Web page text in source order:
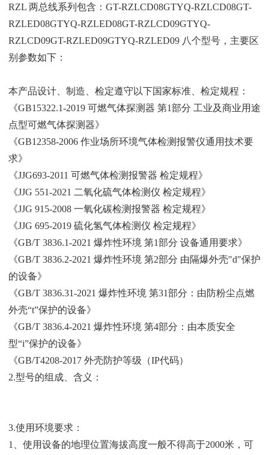
RZL 两总线系列包含：GT-RZLCD08GTYQ-RZLCD08GT-
RZLED08GTYQ-RZLED08GT-RZLCD09GTYQ-
RZLCD09GT-RZLED09GTYQ-RZLED09 八个型号，主要区
别参数如下：
本产品设计、制造、检定遵守以下国家标准、检定规程：
《GB15322.1-2019 可燃气体探测器 第1部分 工业及商业用途
点型可燃气体探测器》
《GB12358-2006 作业场所环境气体检测报警仪通用技术要
求》
《JJG693-2011 可燃气体检测报警器 检定规程》
《JJG 551-2021 二氧化硫气体检测仪 检定规程》
《JJG 915-2008 一氧化碳检测报警器 检定规程》
《JJG 695-2019 硫化氢气体检测仪 检定规程》
《GB/T 3836.1-2021 爆炸性环境 第1部分 设备通用要求》
《GB/T 3836.2-2021 爆炸性环境 第2部分 由隔爆外壳"d"保护
的设备》
《GB/T 3836.31-2021 爆炸性环境 第31部分：由防粉尘点燃
外壳“t”保护的设备》
《GB/T 3836.4-2021 爆炸性环境 第4部分：由本质安全
型“i”保护的设备》
《GB/T4208-2017 外壳防护等级（IP代码）
2.型号的组成、含义：
3.使用环境要求：
1、使用设备的地理位置海拔高度一般不得高于2000米，可